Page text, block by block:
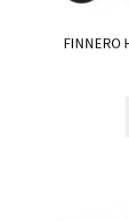
FINNERO